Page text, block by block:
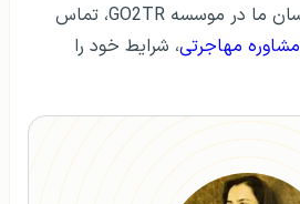
الان می‌توانید با کارشناسان ما در موسسه GO2TR، تماس
مهاجرتی، شرایط خود را